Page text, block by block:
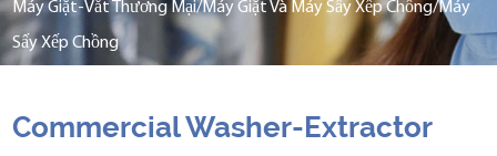
Máy Giặt-Vắt Thương Mại/Máy Giặt Và Máy Sấy Xếp Chồng/Máy
Sấy Xếp Chồng
Commercial Washer-Extractor